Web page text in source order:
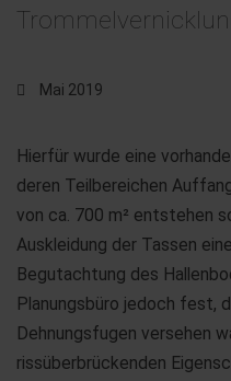
Mai 2019
Hierfür wurde eine
deren Teilbereichen
von ca. 700 m² entstehen
Auskleidung der Tassen
Begutachtung des
Planungsbüro jedoch fest,
Dehnungsfugen versehen
rissüberbrückenden